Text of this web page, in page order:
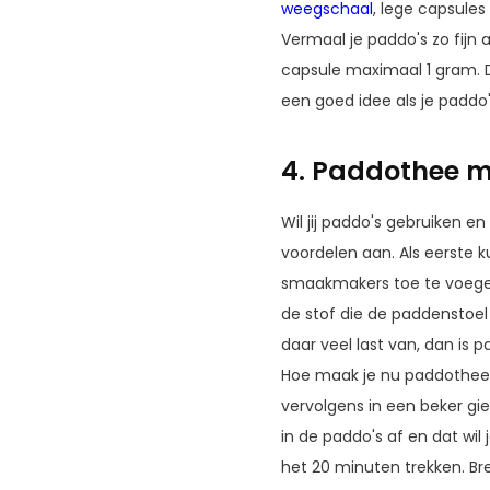
weegschaal, lege
Vermaal je paddo's zo fijn
capsule maximaal 1
een goed idee als je
4. Paddothee
Wil jij paddo's gebruiken
voordelen aan. Als eerste
smaakmakers toe te
de stof die de
daar veel last van, dan is
Hoe maak je nu
vervolgens in een beker
in de paddo's af en dat
het 20 minuten trekken.